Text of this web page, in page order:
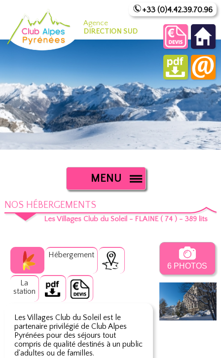
Agence
DIRECTION SUD
+33 (0)4.42.39.70.96
MENU
NOS HÉBERGEMENTS
Les Villages Club du Soleil - FLAINE ( 74 ) - 389 lits
Hébergement
La
station
Les Villages Club du Soleil est le
partenaire privilégié de Club Alpes
Pyrénées pour des séjours tout
compris de qualité destinés à un public
d'adultes ou de familles.
6 PHOTOS